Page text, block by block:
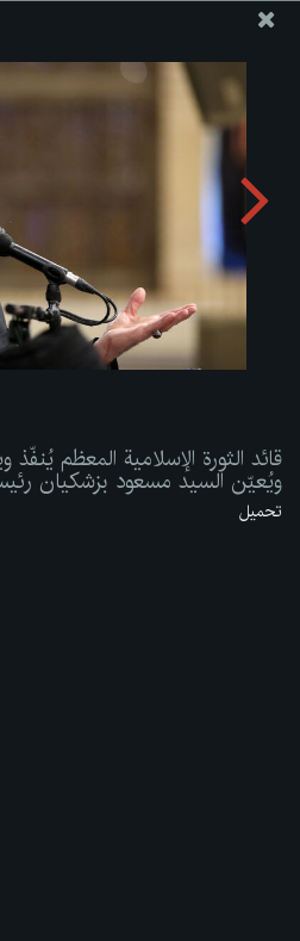
قائد الثورة الإسلامية المعظم
ويُعيّن السيد مسعود بزشكيان
قائد الثورة الإسلامية المعظم
ويُعيّن السيد مسعود بزشكيان
تحميل